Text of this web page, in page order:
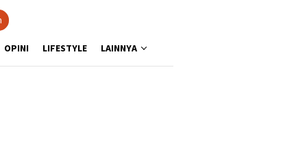
OPINI LIFESTYLE LAINNYA